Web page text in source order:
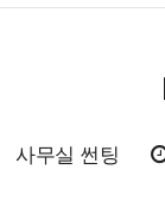
사무실 썬팅